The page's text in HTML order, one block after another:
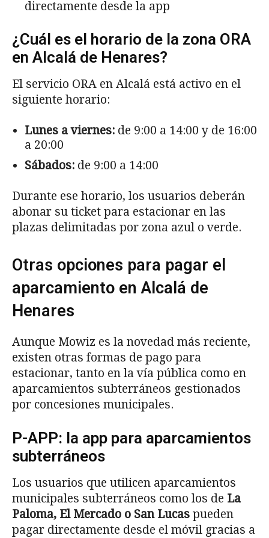
directamente desde la app
¿Cuál es el horario de la zona ORA
en Alcalá de Henares?
El servicio ORA en Alcalá está activo en el
siguiente horario:
Lunes a viernes: de 9:00 a 14:00 y de 16:00
a 20:00
Sábados: de 9:00 a 14:00
Durante ese horario, los usuarios deberán
abonar su ticket para estacionar en las
plazas delimitadas por zona azul o verde.
Otras opciones para pagar el
aparcamiento en Alcalá de
Henares
Aunque Mowiz es la novedad más reciente,
existen otras formas de pago para
estacionar, tanto en la vía pública como en
aparcamientos subterráneos gestionados
por concesiones municipales.
P-APP: la app para aparcamientos
subterráneos
Los usuarios que utilicen aparcamientos
municipales subterráneos como los de La
Paloma, El Mercado o San Lucas pueden
pagar directamente desde el móvil gracias a